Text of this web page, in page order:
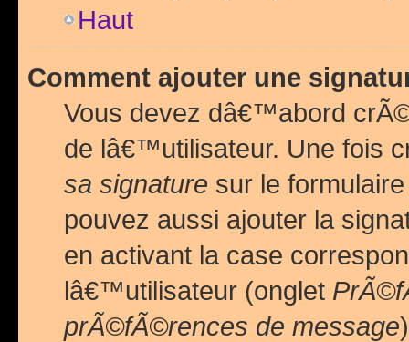
Haut
Comment ajouter une
Vous devez dâ€™abord
de lâ€™utilisateur. Une fois
sa signature sur le
pouvez aussi ajouter la
en activant la case
lâ€™utilisateur (onglet
prÃ©fÃ©rences de message